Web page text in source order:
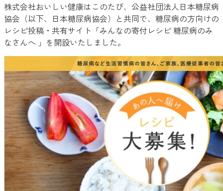
株式会社おいしい健康はこのたび、公益社団法人日本糖尿病
協会（以下、日本糖尿病協会）と共同で、糖尿病の方向けの
レシピ投稿・共有サイト「みんなの寄付レシピ 糖尿病のみ
なさんへ 」を開設いたしました。